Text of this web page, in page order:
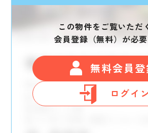
この物件をご覧いただ
会員登録（無料）が必要
無料会員登
ログイン